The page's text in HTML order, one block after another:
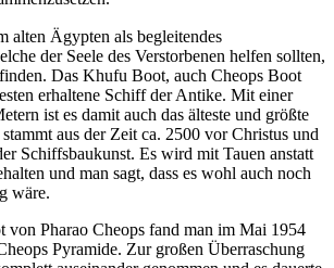
alten Ägypten als begleitendes
der Seele des Verstorbenen helfen sollten,
Das Khufu Boot, auch Cheops Boot
erhaltene Schiff der Antike. Mit einer
ist es damit auch das älteste und größte
aus der Zeit ca. 2500 vor Christus und
Schiffsbaukunst. Es wird mit Tauen anstatt
und man sagt, dass es wohl auch noch
wäre.
von Pharao Cheops fand man im Mai 1954
Pyramide. Zur großen Überraschung